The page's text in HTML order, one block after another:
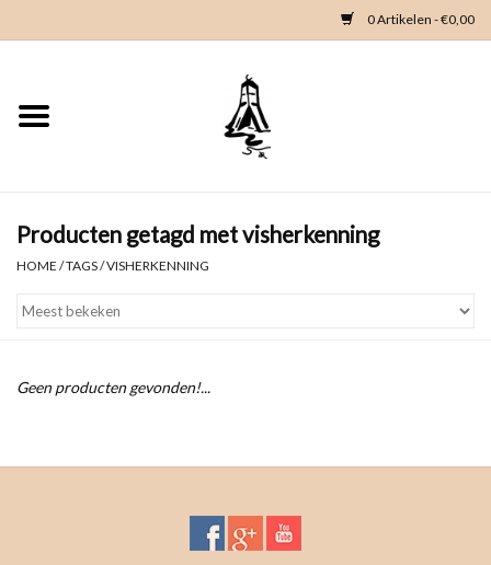
0 Artikelen - €0,00
Home
Kleding
Producten getagd met visherkenning
HOME /TAGS/VISHERKENNING
Geen producten gevonden!...